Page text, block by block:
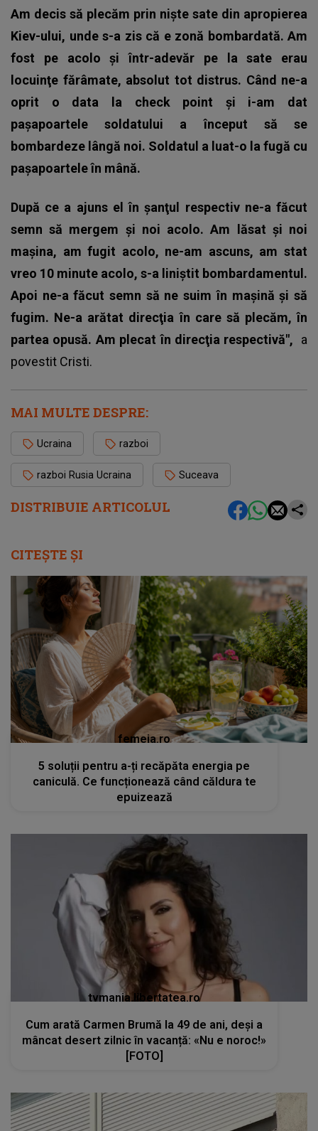
DISTRIBUIE ARTICOLUL
Am decis să plecăm prin nişte sate din apropierea
Kiev-ului, unde s-a zis că e zonă bombardată. Am
fost pe acolo şi într-adevăr pe la sate erau
locuinţe fărâmate, absolut tot distrus. Când ne-a
oprit o data la check point şi i-am dat
paşapoartele soldatului a început să se
bombardeze lângă noi. Soldatul a luat-o la fugă cu
paşapoartele în mână.
După ce a ajuns el în şanţul respectiv ne-a făcut
semn să mergem și noi acolo. Am lăsat şi noi
maşina, am fugit acolo, ne-am ascuns, am stat
vreo 10 minute acolo, s-a liniştit bombardamentul.
Apoi ne-a făcut semn să ne suim în maşină şi să
fugim. Ne-a arătat direcţia în care să plecăm, în
partea opusă. Am plecat în direcţia respectivă", a
povestit Cristi.
MAI MULTE DESPRE:
Ucraina razboi
razboi Rusia Ucraina Suceava
CITEȘTE ȘI
femeia.ro
5 soluții pentru a-ți recăpăta energia pe
caniculă. Ce funcționează când căldura te
epuizează
tvmania.libertatea.ro
Cum arată Carmen Brumă la 49 de ani, deși a
mâncat desert zilnic în vacanță: «Nu e noroc!»
[FOTO]